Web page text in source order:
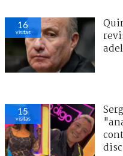
16
visitas
15
visitas